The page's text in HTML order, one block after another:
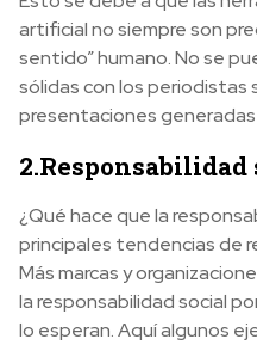
artificial no siempre son
sentido” humano. No se
sólidas con los periodistas
presentaciones
2.Responsabilidad
¿Qué hace que la
principales tendencias de
Más marcas y
la responsabilidad social
lo esperan. Aquí algunos